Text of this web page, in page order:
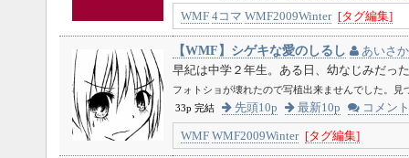
WMF 4コマ WMF2009Winter [タグ編集]
【WMF】シゲキな愛のしるし
あいさか
早紀は中学２年生。ある日、幼なじみだ
フォトショが壊れたので写植出来ませんでした。見
33p 完結
先頭10p 最新10p コメント
WMF WMF2009Winter [タグ編集]